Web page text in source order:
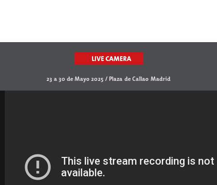
23 a 30 de Mayo 2025 / Plaza de Callao Madrid